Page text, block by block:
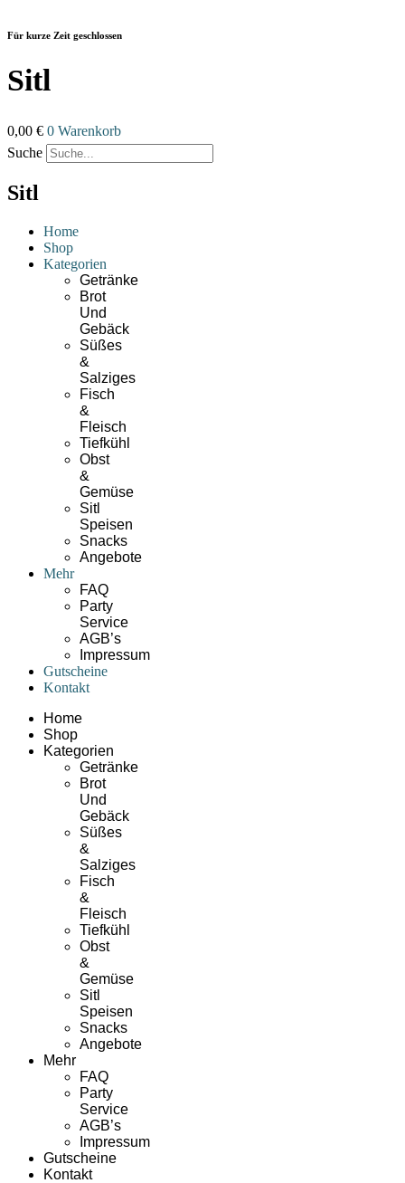
Inhalt
Für kurze Zeit geschlossen
Sitl
0,00 € 0 Warenkorb
Suche
Sitl
Home
Shop
Kategorien
Getränke
Brot
Und
Gebäck
Süßes
&
Salziges
Fisch
&
Fleisch
Tiefkühl
Obst
&
Gemüse
Sitl
Speisen
Snacks
Angebote
Mehr
FAQ
Party
Service
AGB’s
Impressum
Gutscheine
Kontakt
Home
Shop
Kategorien
Getränke
Brot
Und
Gebäck
Süßes
&
Salziges
Fisch
&
Fleisch
Tiefkühl
Obst
&
Gemüse
Sitl
Speisen
Snacks
Angebote
Mehr
FAQ
Party
Service
AGB’s
Impressum
Gutscheine
Kontakt